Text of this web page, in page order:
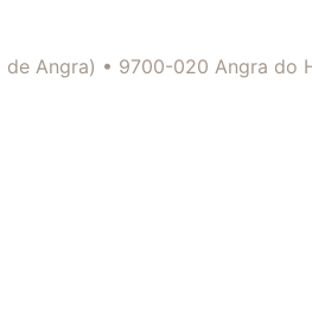
Angra) • 9700-020 Angra do